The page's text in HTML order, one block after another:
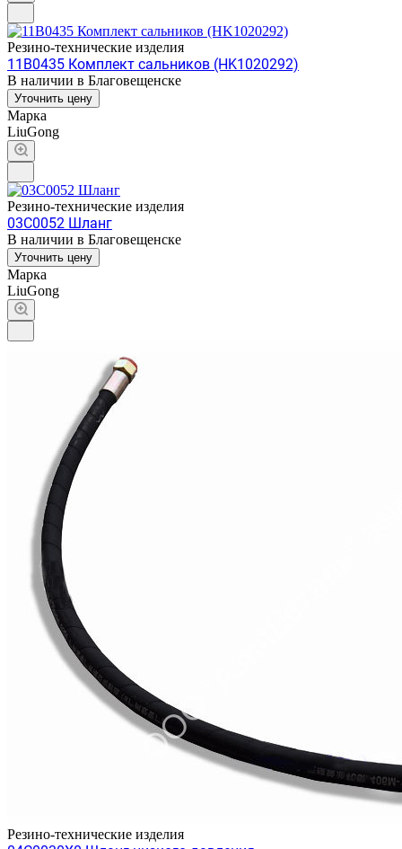
Резино-технические изделия
11B0435 Комплект сальников (HK1020292)
В наличии в Благовещенске
Уточнить цену
Марка
LiuGong
Резино-технические изделия
03C0052 Шланг
В наличии в Благовещенске
Уточнить цену
Марка
LiuGong
Резино-технические изделия